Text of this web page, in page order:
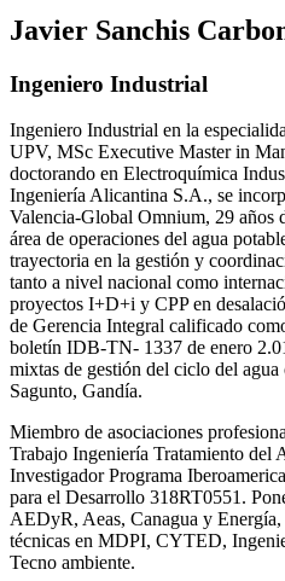
Javier Sanchis
Ingeniero Industrial
Ingeniero Industrial en la
UPV, MSc Executive Master in
doctorando en Electroquímica
Ingeniería Alicantina S.A., se
Valencia-Global Omnium, 29 años
área de operaciones del agua
trayectoria en la gestión y
tanto a nivel nacional como
proyectos I+D+i y CPP en
de Gerencia Integral calificado
boletín IDB-TN- 1337 de enero
mixtas de gestión del ciclo del
Sagunto, Gandía.
Miembro de asociaciones
Trabajo Ingeniería Tratamiento del
Investigador Programa
para el Desarrollo 318RT0551.
AEDyR, Aeas, Canagua y
técnicas en MDPI, CYTED,
Tecno ambiente.